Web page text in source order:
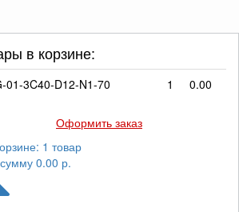
в корзине:
01-3C40-D12-N1-70 1 0.00
Оформить заказ
1 товар
0.00 р.